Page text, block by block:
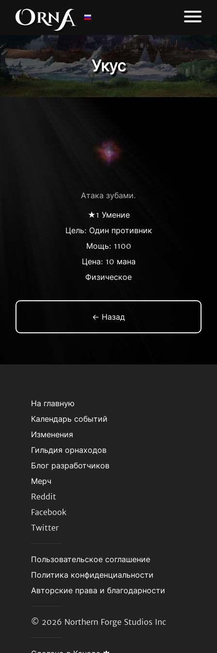
Укус
Атака зубами.
★1 Умение
Цель: Один противник
Мощь: 1100
Цена: 10 мана
Физическое
← Назад
На главную
Календарь событий
Изменения
Гильдия орнаходов
Блог разработчиков
Мерч
Reddit
Facebook
Twitter
Пользовательское соглашение
Политика конфиденциальности
Авторские права и благодарности
© 2026 Northern Forge Studios Inc